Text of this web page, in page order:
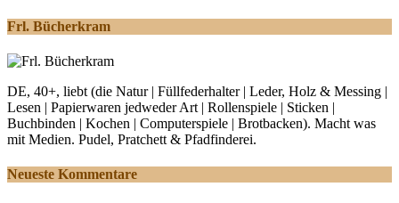
Frl. Bücherkram
DE, 40+, liebt (die Natur | Füllfederhalter | Leder, Holz & Messing |
Lesen | Papierwaren jedweder Art | Rollenspiele | Sticken |
Buchbinden | Kochen | Computerspiele | Brotbacken). Macht was
mit Medien. Pudel, Pratchett & Pfadfinderei.
Neueste Kommentare